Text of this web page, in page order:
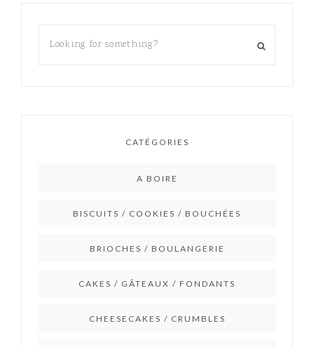
CATÉGORIES
A BOIRE
BISCUITS / COOKIES / BOUCHÉES
BRIOCHES / BOULANGERIE
CAKES / GÂTEAUX / FONDANTS
CHEESECAKES / CRUMBLES